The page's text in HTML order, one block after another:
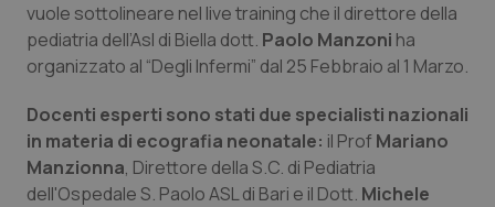
Calabria
Campania
Emilia-Romagna
Friuli Venezia Giulia
Asma & BPCO
Car-T
Colesterolo & coronaropatie
Dermatite Atopica
vuole sottolineare nel live training che il direttore della
pediatria dell’Asl di Biella dott. Paolo Manzoni ha
organizzato al “Degli Infermi” dal 25 Febbraio al 1 Marzo.
Docenti esperti sono stati due specialisti nazionali
in materia di ecografia neonatale: il Prof Mariano
Manzionna, Direttore della S.C. di Pediatria
dell'Ospedale S. Paolo ASL di Bari e il Dott. Michele